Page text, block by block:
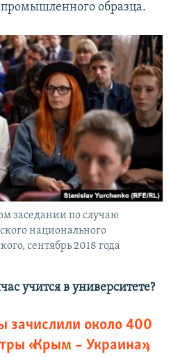
образца.
заседании по случаю
национального
сентябрь 2018 года
учится в университете?
зачислили около 400
«Крым – Украина»,